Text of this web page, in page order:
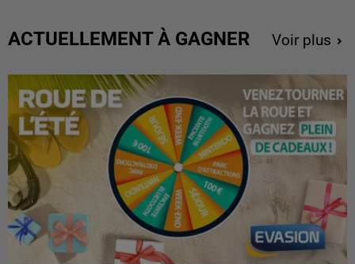
ACTUELLEMENT À GAGNER Voir plus